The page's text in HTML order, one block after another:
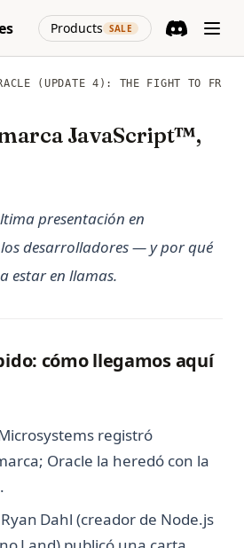
Products SALE
(opens in a
(UPDATE 4): THE FIGHT TO FREE
marca JavaScript™,
presentación en
desarrolladores — y por qué
estar en llamas.
cómo llegamos aquí
registró
Oracle la heredó con la
Ryan Dahl (creador de Node.js